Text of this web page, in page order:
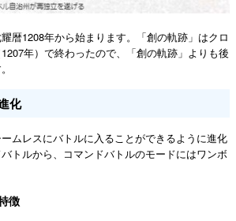
暦1208年から始まります。「創の軌跡」はクロ
年）で終わったので、「創の軌跡」よりも後
化
ムレスにバトルに入ることができるように進化
トルから、コマンドバトルのモードにはワンボ
徴